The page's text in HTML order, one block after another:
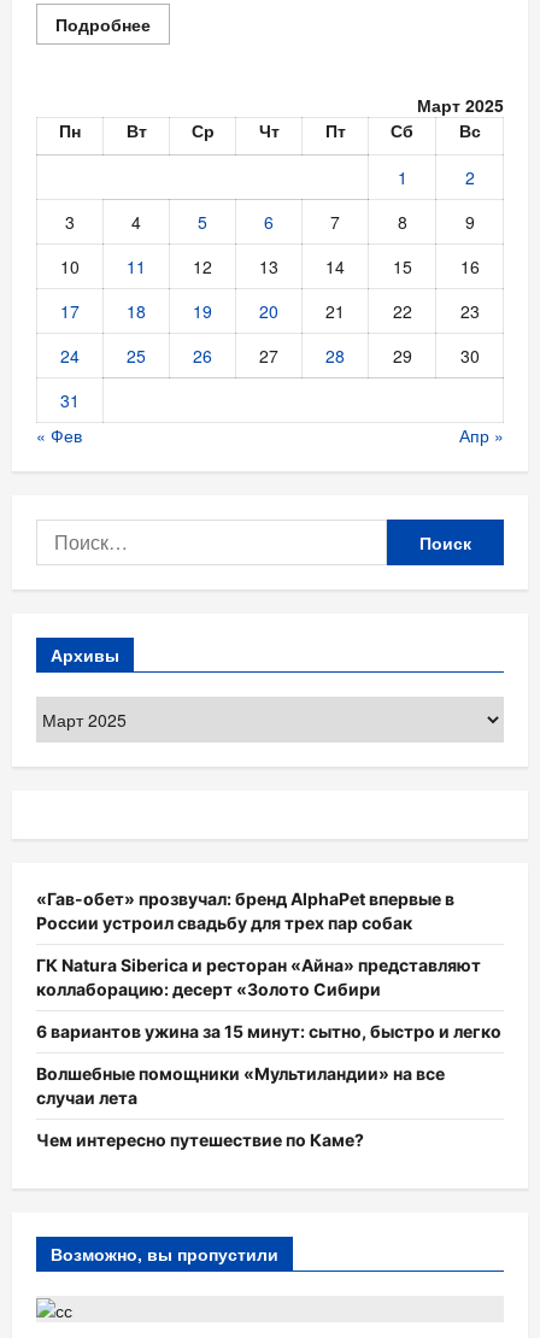
ПодробнееПрочитать
больше
Pasta
Солянке
Март 2025
Пн
Вт Ср Чт Пт Сб
Вс
1
2
3
4 5 6 7 8
9
10
11 12 13 14 15
16
17
18 19 20 21 22
23
24
25 26 27 28 29
30
31
« Фев
Апр »
Найти:
Архивы
«Гав-обет» прозвучал: бренд AlphaPet впервые в
России устроил свадьбу для трех пар собак
ГК Natura Siberica и ресторан «Айна» представляют
коллаборацию: десерт «Золото Сибири
6 вариантов ужина за 15 минут: сытно, быстро и легко
Волшебные помощники «Мультиландии» на все
случаи лета
Чем интересно путешествие по Каме?
Возможно, вы пропустили
НОВОСТИ АНОНСЫ